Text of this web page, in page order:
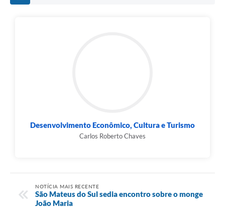
Desenvolvimento Econômico, Cultura e Turismo
Carlos Roberto Chaves
NOTÍCIA MAIS RECENTE
São Mateus do Sul sedia encontro sobre o monge
João Maria